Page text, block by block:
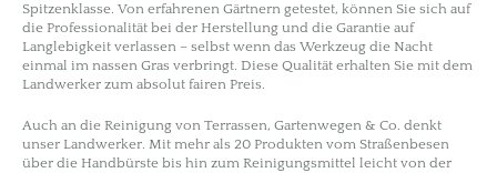
Spitzenklasse. Von erfahrenen Gärtnern getestet, können Sie sich auf
die Professionalität bei der Herstellung und die Garantie auf
Langlebigkeit verlassen – selbst wenn das Werkzeug die Nacht
einmal im nassen Gras verbringt. Diese Qualität erhalten Sie mit dem
Landwerker zum absolut fairen Preis.
Auch an die Reinigung von Terrassen, Gartenwegen & Co. denkt
unser Landwerker. Mit mehr als 20 Produkten vom Straßenbesen
über die Handbürste bis hin zum Reinigungsmittel leicht von der